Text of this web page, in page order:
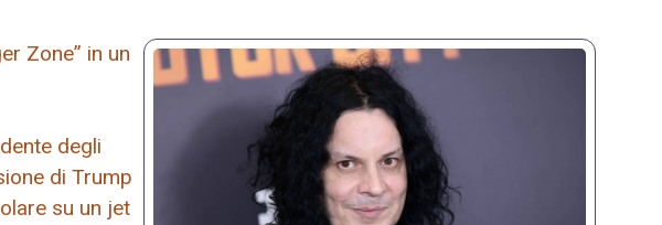
Zone” in un
degli
di Trump
su un jet